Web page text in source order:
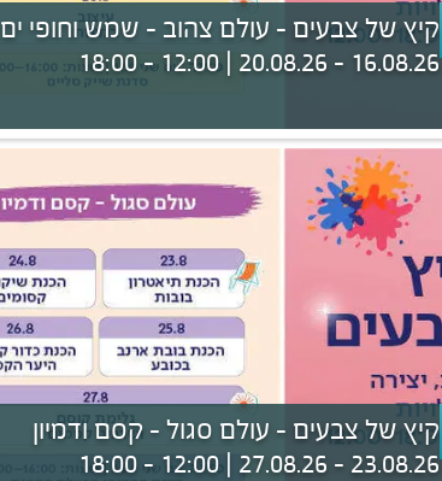
קיץ של צבעים - עולם צהוב - שמש וחופי ים
16.08.26 - 20.08.26 | 12:00 - 18:00
קיץ של צבעים - עולם סגול - קסם ודמיון
23.08.26 - 27.08.26 | 12:00 - 18:00